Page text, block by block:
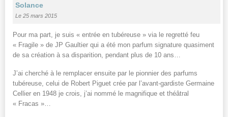
Solance
Le 25 mars 2015
Pour ma part, je suis « entrée en tubéreuse » via le regretté feu
« Fragile » de JP Gaultier qui a été mon parfum signature quasiment
de sa création à sa disparition, pendant plus de 10 ans…
J’ai cherché à le remplacer ensuite par le pionnier des parfums
tubéreuse, celui de Robert Piguet crée par l’avant-gardiste Germaine
Cellier en 1948 je crois, j’ai nommé le magnifique et théâtral
« Fracas »…